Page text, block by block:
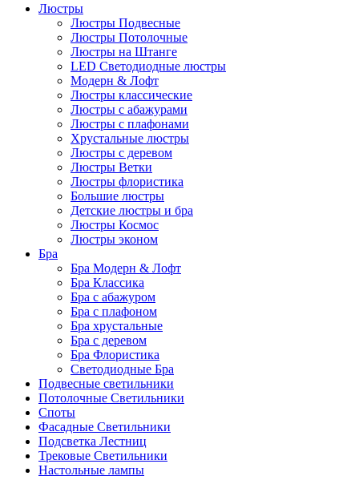
Люстры
Люстры Подвесные
Люстры Потолочные
Люстры на Штанге
LED Светодиодные люстры
Модерн & Лофт
Люстры классические
Люстры с абажурами
Люстры с плафонами
Хрустальные люстры
Люстры с деревом
Люстры Ветки
Люстры флористика
Большие люстры
Детские люстры и бра
Люстры Космос
Люстры эконом
Бра
Бра Модерн & Лофт
Бра Классика
Бра с абажуром
Бра с плафоном
Бра хрустальные
Бра с деревом
Бра Флористика
Светодиодные Бра
Подвесные светильники
Потолочные Светильники
Споты
Фасадные Светильники
Подсветка Лестниц
Трековые Светильники
Настольные лампы